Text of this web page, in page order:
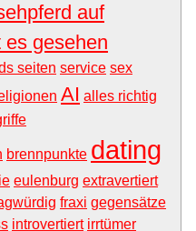
auf
gesehen
seiten service sex
AI alles richtig
brennpunkte dating
eulenburg extravertiert
fraxi gegensätze
introvertiert irrtümer